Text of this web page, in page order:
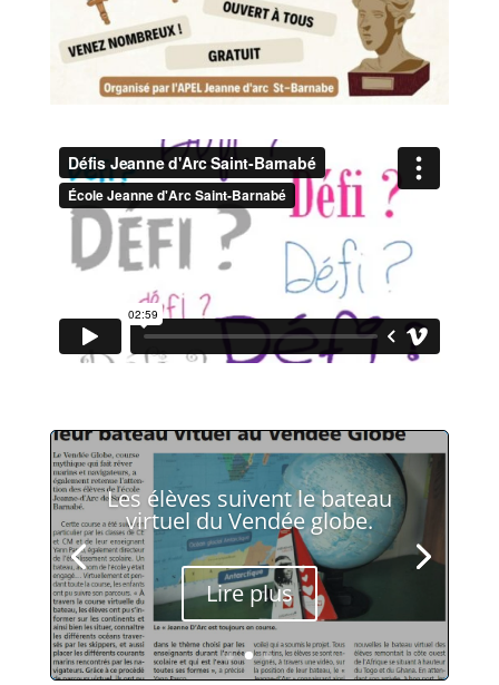
Les élèves suivent le bateau
virtuel du Vendée globe.
Lire plus